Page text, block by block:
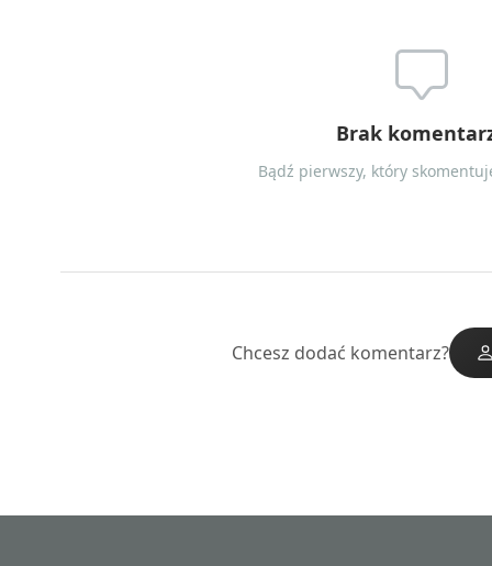
Brak
Bądź pierwszy, który
Chcesz dodać komentarz?